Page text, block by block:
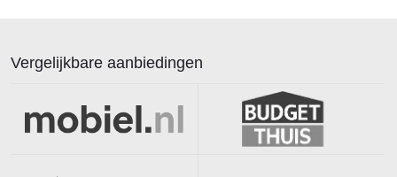
Vergelijkbare aanbiedingen